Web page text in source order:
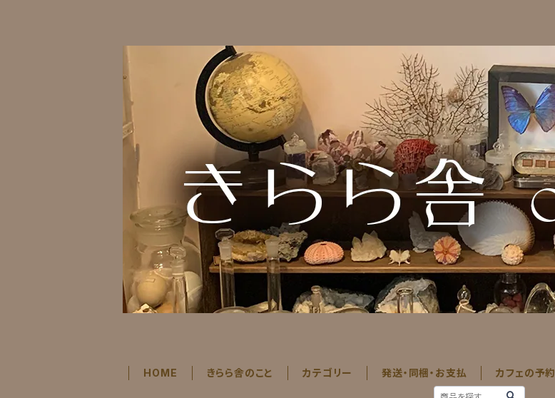
HOME きらら舎のこと カテゴリー 発送・同梱・お支払 カフェの予約